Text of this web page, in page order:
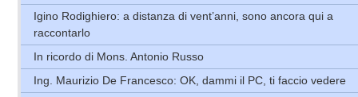
Igino Rodighiero: a distanza di vent’anni, sono ancora qui a
raccontarlo
In ricordo di Mons. Antonio Russo
Ing. Maurizio De Francesco: OK, dammi il PC, ti faccio vedere